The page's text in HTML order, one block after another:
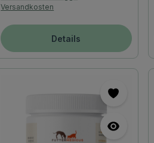
Versandkosten
Details